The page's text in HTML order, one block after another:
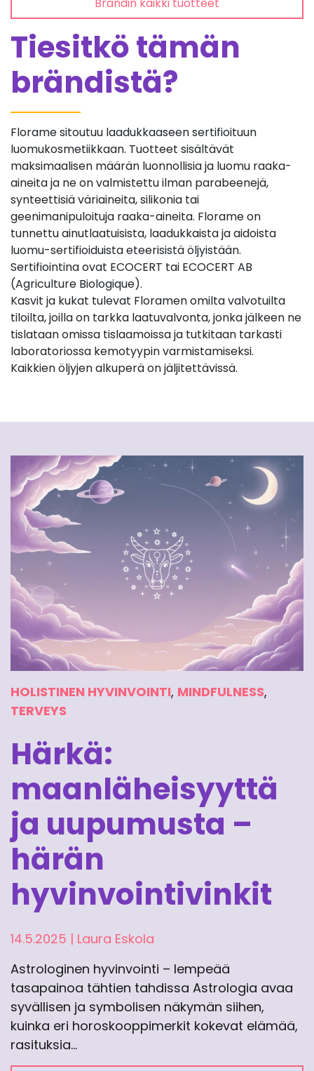
Tiesitkö tämän
brändistä?
Florame sitoutuu laadukkaaseen sertifioituun
luomukosmetiikkaan. Tuotteet sisältävät
maksimaalisen määrän luonnollisia ja luomu raaka-
aineita ja ne on valmistettu ilman parabeenejä,
synteettisiä väriaineita, silikonia tai
geenimanipuloituja raaka-aineita. Florame on
tunnettu ainutlaatuisista, laadukkaista ja aidoista
luomu-sertifioiduista eteerisistä öljyistään.
Sertifiointina ovat ECOCERT tai ECOCERT AB
(Agriculture Biologique).
Kasvit ja kukat tulevat Floramen omilta valvotuilta
tiloilta, joilla on tarkka laatuvalvonta, jonka jälkeen ne
tislataan omissa tislaamoissa ja tutkitaan tarkasti
laboratoriossa kemotyypin varmistamiseksi.
Kaikkien öljyjen alkuperä on jäljitettävissä.
HOLISTINEN HYVINVOINTI, MINDFULNESS,
TERVEYS
Härkä:
maanläheisyyttä
ja uupumusta –
härän
hyvinvointivinkit
14.5.2025 | Laura Eskola
Astrologinen hyvinvointi – lempeää
tasapainoa tähtien tahdissa Astrologia avaa
syvällisen ja symbolisen näkymän siihen,
kuinka eri horoskooppimerkit kokevat elämää,
rasituksia…